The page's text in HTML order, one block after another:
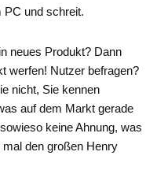
neues Produkt? Dann
werfen! Nutzer befragen?
nicht, Sie kennen
auf dem Markt gerade
keine Ahnung, was
den großen Henry